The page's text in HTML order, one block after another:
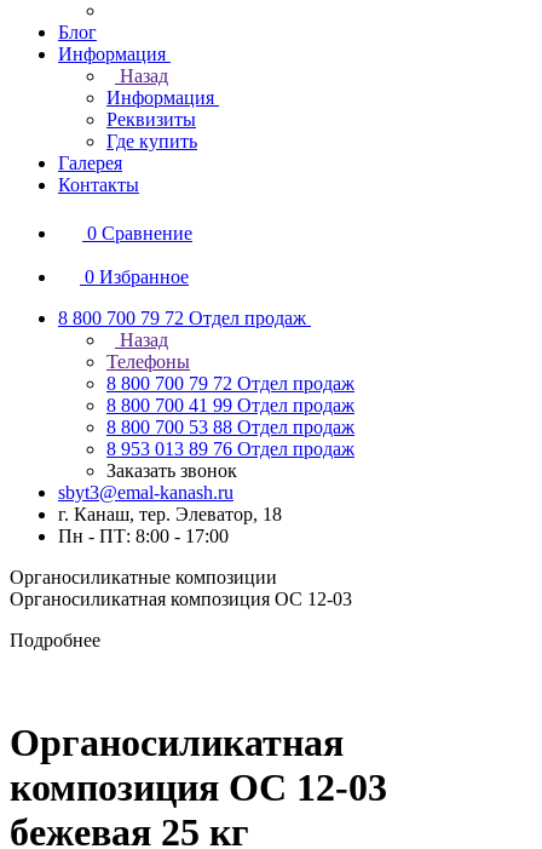
Блог
Информация
Назад
Информация
Реквизиты
Где купить
Галерея
Контакты
0 Сравнение
0 Избранное
8 800 700 79 72 Отдел продаж
Назад
Телефоны
8 800 700 79 72 Отдел продаж
8 800 700 41 99 Отдел продаж
8 800 700 53 88 Отдел продаж
8 953 013 89 76 Отдел продаж
Заказать звонок
sbyt3@emal-kanash.ru
г. Канаш, тер. Элеватор, 18
Пн - ПТ: 8:00 - 17:00
Органосиликатные композиции
Органосиликатная композиция ОС 12-03
Подробнее
Органосиликатная
композиция ОС 12-03
бежевая 25 кг